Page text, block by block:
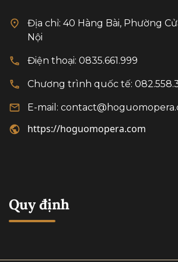
văn hóa
khi 2
tác Chiến
Địa chỉ: 40 Hàng Bài, Phường
Nội
Điện thoại: 0835.661.999
Chương trình quốc tế:
E-mail:
https://hoguomopera.com
Quy định